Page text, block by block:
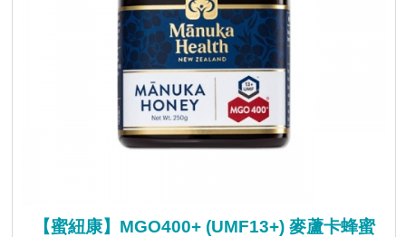
【蜜紐康】MGO400+ (UMF13+) 麥蘆卡蜂蜜